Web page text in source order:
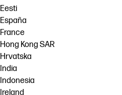
Eesti
España
France
Hong Kong SAR
Hrvatska
India
Indonesia
Ireland